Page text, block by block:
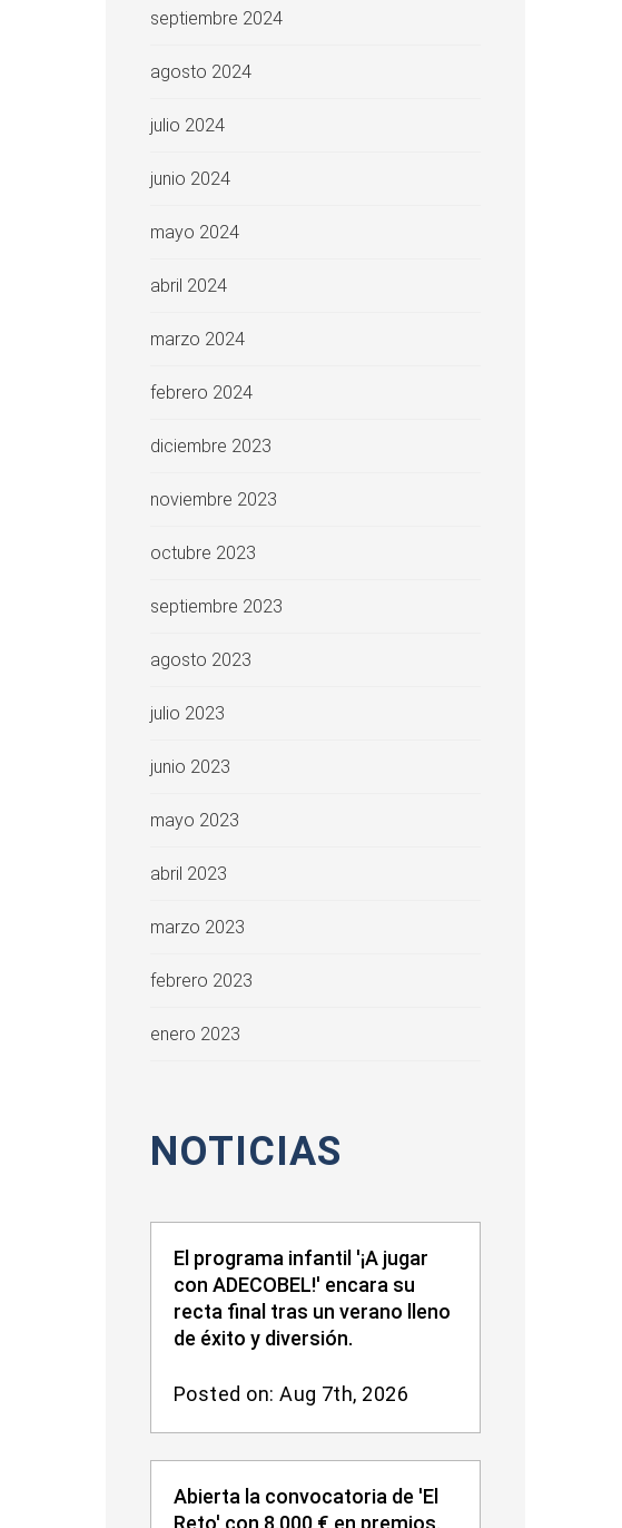
septiembre 2024
agosto 2024
julio 2024
junio 2024
mayo 2024
abril 2024
marzo 2024
febrero 2024
diciembre 2023
noviembre 2023
octubre 2023
septiembre 2023
agosto 2023
julio 2023
junio 2023
mayo 2023
abril 2023
marzo 2023
febrero 2023
enero 2023
NOTICIAS
El programa infantil '¡A jugar
con ADECOBEL!' encara su
recta final tras un verano lleno
de éxito y diversión.
Posted on: Aug 7th, 2026
Abierta la convocatoria de 'El